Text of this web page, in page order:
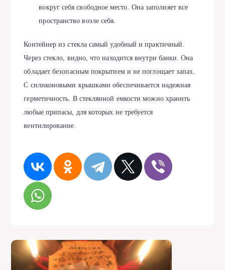
вокруг себя свободное место. Она заполняет все
пространство возле себя.
Контейнер из стекла самый удобный и практичный.
Через стекло, видно, что находится внутри банки. Она
обладает безопасным покрытием и не поглощает запах.
С силиконовыми крышками обеспечивается надежная
герметичность. В стеклянной емкости можно хранить
любые припасы, для которых не требуется
вентилирование.